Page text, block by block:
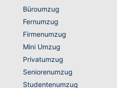
Büroumzug
Fernumzug
Firmenumzug
Mini Umzug
Privatumzug
Seniorenumzug
Studentenumzug